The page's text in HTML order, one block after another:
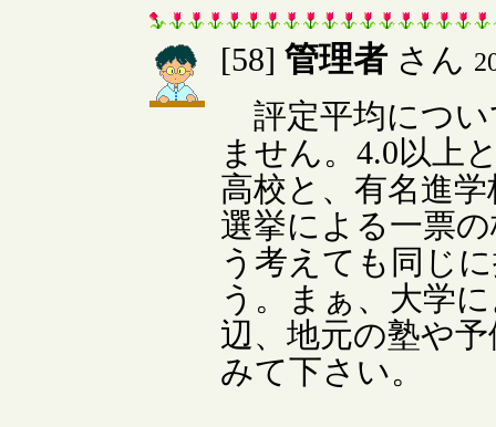
[58] 管理者 さん
評定平均につい
ません。4.0以上
高校と、有名進
選挙による一票
う考えても同じ
う。まぁ、大学
辺、地元の塾や
みて下さい。